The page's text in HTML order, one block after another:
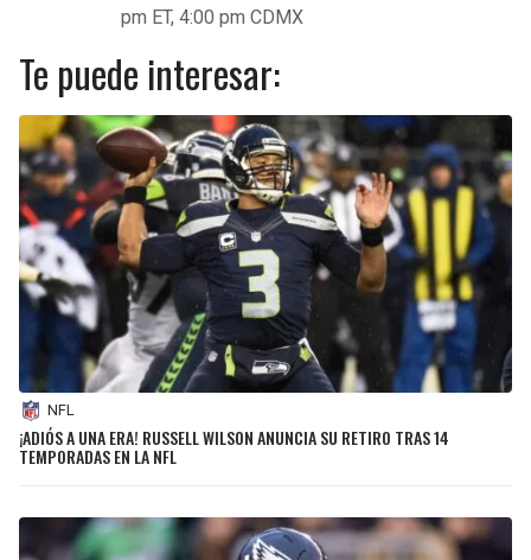
pm ET, 4:00 pm CDMX
Te puede interesar:
NFL
¡ADIÓS A UNA ERA! RUSSELL WILSON ANUNCIA SU RETIRO TRAS 14
TEMPORADAS EN LA NFL